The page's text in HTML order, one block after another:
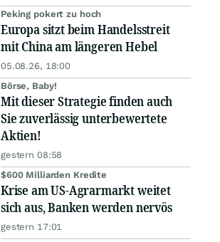
Peking pokert zu hoch
Europa sitzt beim Handelsstreit
mit China am längeren Hebel
05.08.26, 18:00
Börse, Baby!
Mit dieser Strategie finden auch
Sie zuverlässig unterbewertete
Aktien!
gestern 08:58
$600 Milliarden Kredite
Krise am US-Agrarmarkt weitet
sich aus, Banken werden nervös
gestern 17:01